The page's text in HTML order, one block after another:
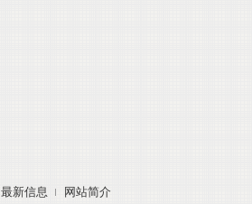
最新信息 网站简介